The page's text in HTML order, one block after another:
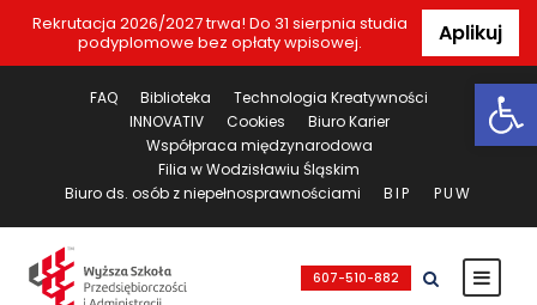
Rekrutacja 2026/2027 trwa! Do 31 sierpnia studia
podyplomowe bez opłaty wpisowej.
Aplikuj
FAQ Biblioteka
Technologia Kreatywności
INNOVATIV
Cookies
Biuro Karier
Współpraca międzynarodowa
Filia w Wodzisławiu Śląskim
Biuro ds. osób z niepełnosprawnościami
BIP PUW
607-510-882